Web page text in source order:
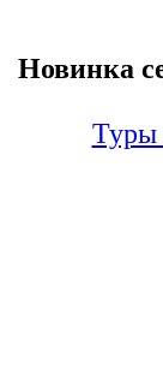
Новинка
Туры